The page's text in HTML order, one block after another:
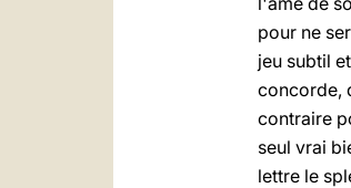
pour ne
jeu subtil
concorde,
contraire
seul vrai
lettre le